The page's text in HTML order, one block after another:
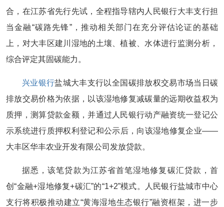
合，在江苏省先行先试，全程指导辖内人民银行大丰支行担
当金融“碳路先锋”，推动相关部门在充分评估论证的基础
上，对大丰区建川湿地的土壤、植被、水体进行监测分析，
综合评定其固碳能力。
兴业银行盐城大丰支行以全国碳排放权交易市场当日碳
排放交易价格为依据，以该湿地修复减碳量的远期收益权为
质押，测算贷款金额，并通过人民银行动产融资统一登记公
示系统进行质押权利登记和公示后，向该湿地修复企业——
大丰区华丰农业开发有限公司发放贷款。
据悉，该笔贷款为江苏省首笔湿地修复碳汇贷款，首
创“金融+湿地修复+碳汇”的“1+2”模式。人民银行盐城市中心
支行将积极推动建立“黄海湿地生态银行”融资框架，进一步